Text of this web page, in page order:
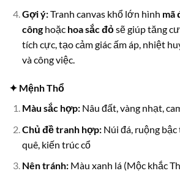
Gợi ý:Tranh canvas khổ lớn hình mã
cônghoặc hoa sắc đỏsẽ giúp tăng
tích cực, tạo cảm giác ấm áp, nhiệt
và công việc.
✦ Mệnh Thổ
Màu sắc hợp:Nâu đất, vàng nhạt,
Chủ đề tranh hợp:Núi đá, ruộng bậc
quê, kiến trúc cổ
Nên tránh:Màu xanh lá (Mộc khắc